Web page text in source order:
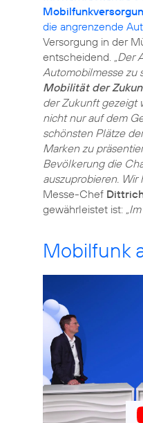
die angrenzende
Versorgung in der
entscheidend. „Der
Automobilmesse zu
Mobilität der
der Zukunft gezeigt
nicht nur auf dem
schönsten Plätze
Marken zu
Bevölkerung die
auszuprobieren.
Messe-Chef
gewährleistet ist:
Mobilfunk